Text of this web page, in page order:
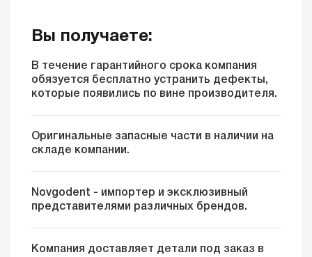
Вы получаете:
В течение гарантийного срока компания
обязуется бесплатно устранить дефекты,
которые появились по вине производителя.
Оригинальные запасные части в наличии на
складе компании.
Novgodent - импортер и эксклюзивный
представителями различных брендов.
Компания доставляет детали под заказ в